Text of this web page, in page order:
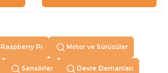
Raspberry Pi Motor ve Sürücüler
Sensörler Devre Elemanları